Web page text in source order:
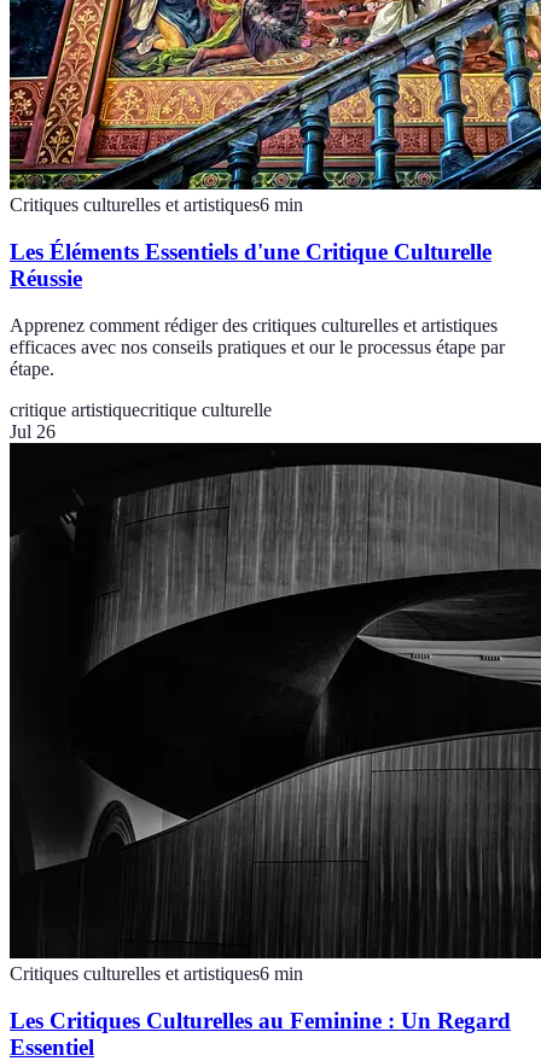
Critiques culturelles et artistiques6 min
Les Éléments Essentiels d'une Critique Culturelle
Réussie
Apprenez comment rédiger des critiques culturelles et artistiques
efficaces avec nos conseils pratiques et our le processus étape par
étape.
critique artistiquecritique culturelle
Jul 26
Critiques culturelles et artistiques6 min
Les Critiques Culturelles au Feminine : Un Regard
Essentiel